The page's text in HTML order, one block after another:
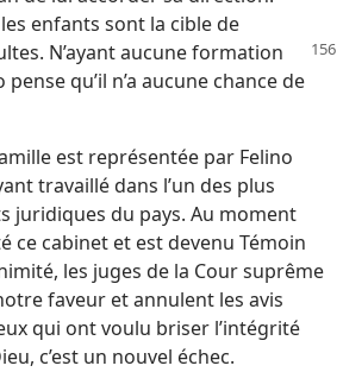
enfants sont la cible de
N’ayant aucune formation
qu’il n’a aucune chance de
est représentée par Felino
travaillé dans l’un des plus
juridiques du pays. Au moment
ce cabinet et est devenu Témoin
les juges de la Cour suprême
faveur et annulent les avis
qui ont voulu briser l’intégrité
c’est un nouvel échec.